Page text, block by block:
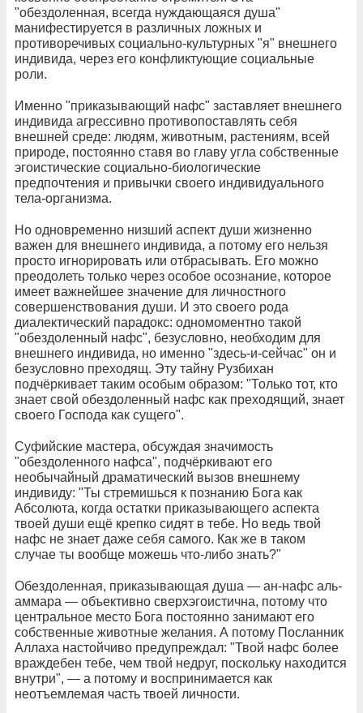
"обездоленная, всегда нуждающаяся душа"
манифестируется в различных ложных и
противоречивых социально-культурных "я" внешнего
индивида, через его конфликтующие социальные
роли.
Именно "приказывающий нафс" заставляет внешнего
индивида агрессивно противопоставлять себя
внешней среде: людям, животным, растениям, всей
природе, постоянно ставя во главу угла собственные
эгоистические социально-биологические
предпочтения и привычки своего индивидуального
тела-организма.
Но одновременно низший аспект души жизненно
важен для внешнего индивида, а потому его нельзя
просто игнорировать или отбрасывать. Его можно
преодолеть только через особое осознание, которое
имеет важнейшее значение для личностного
совершенствования души. И это своего рода
диалектический парадокс: одномоментно такой
"обездоленный нафс", безусловно, необходим для
внешнего индивида, но именно "здесь-и-сейчас" он и
безусловно преходящ. Эту тайну Рузбихан
подчёркивает таким особым образом: "Только тот, кто
знает свой обездоленный нафс как преходящий, знает
своего Господа как сущего".
Суфийские мастера, обсуждая значимость
"обездоленного нафса", подчёркивают его
необычайный драматический вызов внешнему
индивиду: "Ты стремишься к познанию Бога как
Абсолюта, когда остатки приказывающего аспекта
твоей души ещё крепко сидят в тебе. Но ведь твой
нафс не знает даже себя самого. Как же в таком
случае ты вообще можешь что-либо знать?"
Обездоленная, приказывающая душа — ан-нафс аль-
аммара — объективно сверхэгоистична, потому что
центральное место Бога постоянно занимают его
собственные животные желания. А потому Посланник
Аллаха настойчиво предупреждал: "Твой нафс более
враждебен тебе, чем твой недруг, поскольку находится
внутри", — а потому и воспринимается как
неотъемлемая часть твоей личности.